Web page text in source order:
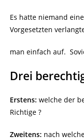
Es hatte niemand
Vorgesetzten
man einfach auf.
Drei
Erstens: welche der
Richtige ?
Zweitens: nach